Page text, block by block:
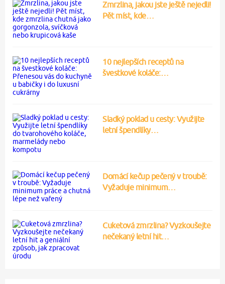
Zmrzlina, jakou jste ještě nejedli!
Pět míst, kde…
10 nejlepších receptů na
švestkové koláče:…
Sladký poklad u cesty: Využijte
letní špendlíky…
Domácí kečup pečený v troubě:
Vyžaduje minimum…
Cuketová zmrzlina? Vyzkoušejte
nečekaný letní hit…